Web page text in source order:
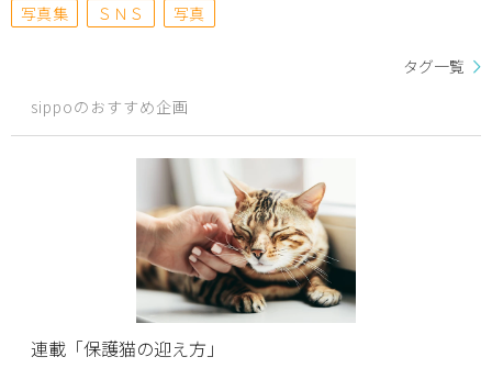
写真集
ＳＮＳ 写真
タグ一覧
sippoのおすすめ企画
連載「保護猫の迎え方」